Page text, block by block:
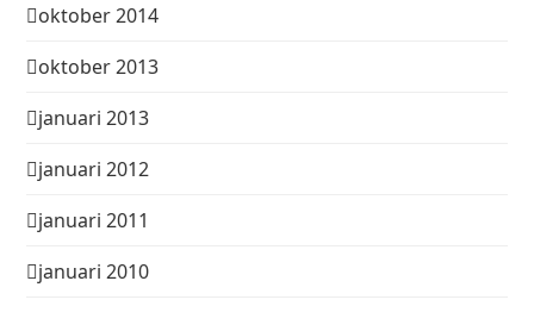
oktober 2014
oktober 2013
januari 2013
januari 2012
januari 2011
januari 2010